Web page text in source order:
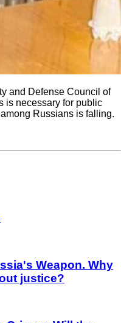
and Defense Council of
is necessary for public
Russians is falling.
Weapon. Why
justice?